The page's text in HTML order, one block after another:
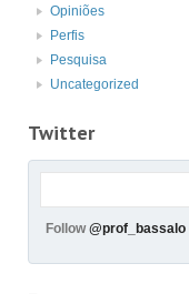
Opiniões
Perfis
Pesquisa
Uncategorized
Twitter
Follow@prof_bassalo